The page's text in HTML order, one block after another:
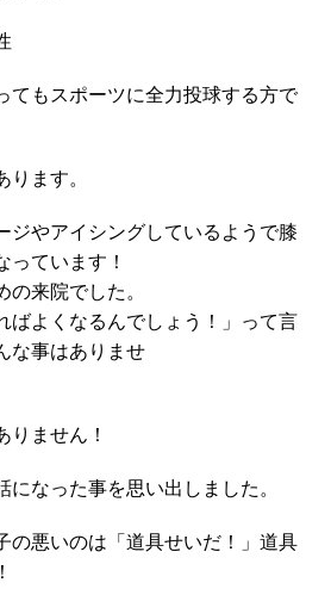
てもスポーツに全力投球する方で
ます。
ジやアイシングしているようで膝
っています！
来院でした。
ばよくなるんでしょう！」って言
な事はありませ
りません！
なった事を思い出しました。
の悪いのは「道具せいだ！」道具